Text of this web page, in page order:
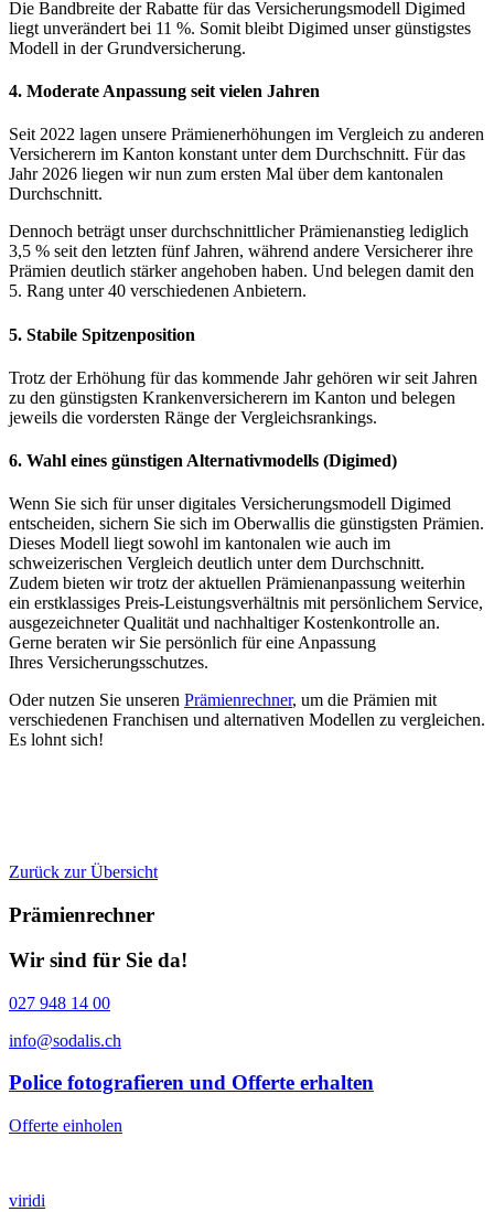
Die Bandbreite der Rabatte für das Versicherungsmodell Digimed
liegt unverändert bei 11 %. Somit bleibt Digimed unser günstigstes
Modell in der Grundversicherung.
4. Moderate Anpassung seit vielen Jahren
Seit 2022 lagen unsere Prämienerhöhungen im Vergleich zu anderen
Versicherern im Kanton konstant unter dem Durchschnitt. Für das
Jahr 2026 liegen wir nun zum ersten Mal über dem kantonalen
Durchschnitt.
Dennoch beträgt unser durchschnittlicher Prämienanstieg lediglich
3,5 % seit den letzten fünf Jahren, während andere Versicherer ihre
Prämien deutlich stärker angehoben haben. Und belegen damit den
5. Rang unter 40 verschiedenen Anbietern.
5. Stabile Spitzenposition
Trotz der Erhöhung für das kommende Jahr gehören wir seit Jahren
zu den günstigsten Krankenversicherern im Kanton und belegen
jeweils die vordersten Ränge der Vergleichsrankings.
6. Wahl eines günstigen Alternativmodells (Digimed)
Wenn Sie sich für unser digitales Versicherungsmodell Digimed
entscheiden, sichern Sie sich im Oberwallis die günstigsten Prämien.
Dieses Modell liegt sowohl im kantonalen wie auch im
schweizerischen Vergleich deutlich unter dem Durchschnitt.
Zudem bieten wir trotz der aktuellen Prämienanpassung weiterhin
ein erstklassiges Preis-Leistungsverhältnis mit persönlichem Service,
ausgezeichneter Qualität und nachhaltiger Kostenkontrolle an.
Gerne beraten wir Sie persönlich für eine Anpassung
Ihres Versicherungsschutzes.
Oder nutzen Sie unseren Prämienrechner, um die Prämien mit
verschiedenen Franchisen und alternativen Modellen zu vergleichen.
Es lohnt sich!
Zurück zur Übersicht
Prämienrechner
Wir sind für Sie da!
027 948 14 00
info@sodalis.ch
Police fotografieren und Offerte erhalten
Offerte einholen
viridi